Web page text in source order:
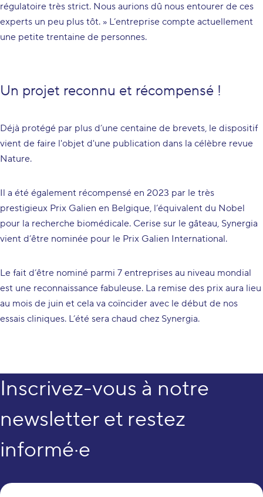
régulatoire très strict. Nous aurions dû nous entourer de ces
experts un peu plus tôt. » L’entreprise compte actuellement
une petite trentaine de personnes.
Un projet reconnu et récompensé !
Déjà protégé par plus d’une centaine de brevets, le dispositif
vient de faire l'objet d'une publication dans la célèbre revue
Nature.
Il a été également récompensé en 2023 par le très
prestigieux Prix Galien en Belgique, l’équivalent du Nobel
pour la recherche biomédicale. Cerise sur le gâteau, Synergia
vient d’être nominée pour le Prix Galien International.
Le fait d’être nominé parmi 7 entreprises au niveau mondial
est une reconnaissance fabuleuse. La remise des prix aura lieu
au mois de juin et cela va coïncider avec le début de nos
essais cliniques. L’été sera chaud chez Synergia.
Inscrivez-vous à notre
newsletter et restez
informé·e